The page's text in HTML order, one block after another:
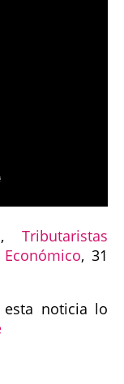
, Tributaristas
, 31
noticia lo